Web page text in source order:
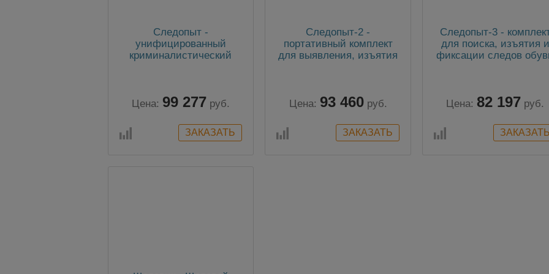
Следопыт -
унифицированный
криминалистический
Цена: 99 277 руб.
Следопыт-2 -
портативный комплект
для выявления, изъятия
Цена: 93 460 руб.
Следопыт-3 -
для поиска, изъятия и
фиксации следов
Цена: 82 197 руб.